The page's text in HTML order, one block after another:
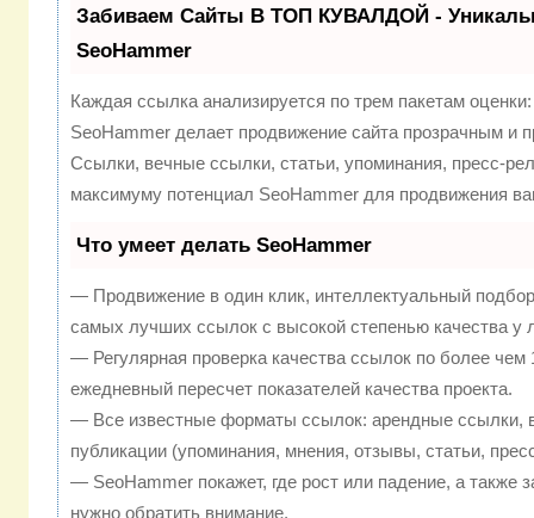
Забиваем Сайты В ТОП КУВАЛДОЙ -
SeoHammer
Каждая ссылка анализируется по трем пакетам
SeoHammer делает продвижение сайта прозрачным и
Ссылки, вечные ссылки, статьи, упоминания, пресс-
максимуму потенциал SeoHammer для продвижения
Что умеет делать SeoHammer
— Продвижение в один клик, интеллектуальный подбор
самых лучших ссылок с высокой степенью качества у
— Регулярная проверка качества ссылок по более чем
ежедневный пересчет показателей качества проекта.
— Все известные форматы ссылок: арендные ссылки,
публикации (упоминания, мнения, отзывы, статьи,
— SeoHammer покажет, где рост или падение, а также
нужно обратить внимание.